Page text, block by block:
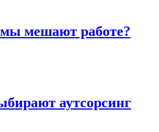
мешают работе?
аутсорсинг